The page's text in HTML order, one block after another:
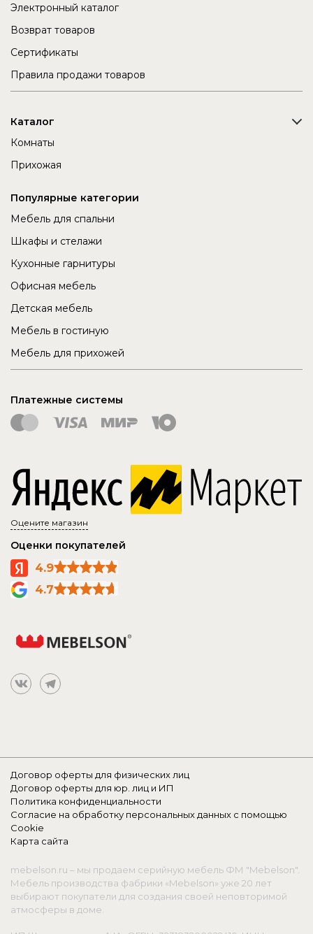
Электронный каталог
Возврат товаров
Сертификаты
Правила продажи товаров
Каталог
Комнаты
Прихожая
Популярные категории
Мебель для спальни
Шкафы и стелажи
Кухонные гарнитуры
Офисная мебель
Детская мебель
Мебель в гостиную
Мебель для прихожей
Платежные системы
Оцените магазин
Оценки покупателей
4.9
4.7
Договор оферты для физических лиц
Договор оферты для юр. лиц и ИП
Политика конфиденциальности
Согласие на обработку персональных данных с помощью
Cookie
Карта сайта
mebelson.ru – мы продаем серийную мебель ФМ "Mebelson".
Мебель производства фабрики «Mebelson» уже 20 лет
выбирают покупатели для создания своей неповторимой
атмосферы в доме.